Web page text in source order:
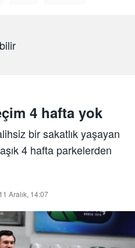
4 hafta yok
bir sakatlık yaşayan
4 hafta parkelerden
11 Aralık, 14:07